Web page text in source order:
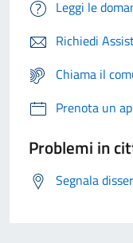
Leggi le
Richiedi
Chiama il
Prenota un
Problemi in
Segnala